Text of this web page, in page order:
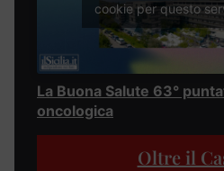
cookie per questo
La Buona Salute 63°
oncologica
Oltre il